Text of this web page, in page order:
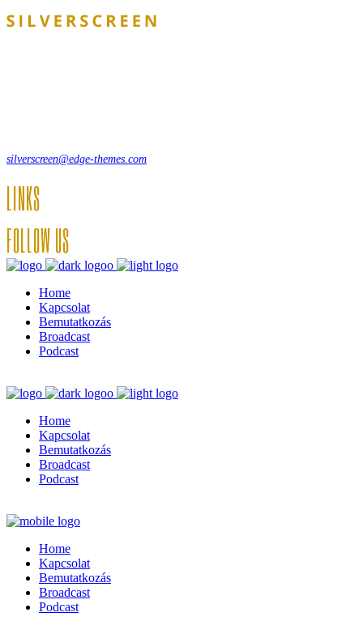
silverscreen@edge-themes.com
LINKS
FOLLOW US
Home
Kapcsolat
Bemutatkozás
Broadcast
Podcast
Home
Kapcsolat
Bemutatkozás
Broadcast
Podcast
Home
Kapcsolat
Bemutatkozás
Broadcast
Podcast